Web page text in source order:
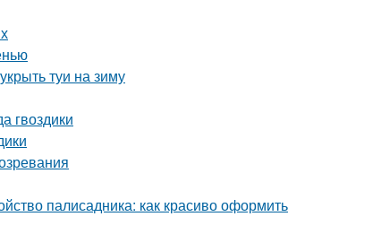
туи на зиму
гвоздики
палисадника: как красиво оформить